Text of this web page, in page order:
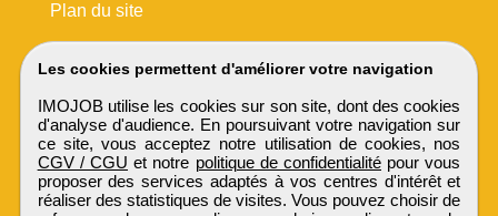
Les cookies permettent d'améliorer votre navigation
IMOJOB utilise les cookies sur son site, dont des cookies
d'analyse d'audience. En poursuivant votre navigation sur
ce site, vous acceptez notre utilisation de cookies, nos
CGV / CGU et notre politique de confidentialité pour vous
proposer des services adaptés à vos centres d'intérêt et
réaliser des statistiques de visites. Vous pouvez choisir de
Plan du site